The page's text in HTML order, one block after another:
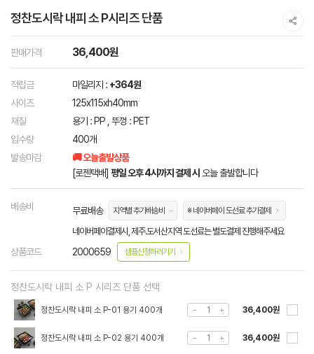
정찬도시락 내피 소 P시리즈 단품
판매가격 36,400원
적립금 마일리지 : +364원
사이즈
125x115xh40mm
재질
용기 : PP , 뚜껑 : PET
입수량
400개
발송마감
🚚 오늘출발상품
[로젠택배] 평일 오후 4시까지 결제 시 오늘 출발합니다
배송비 무료배송 지역별 추가배송비 ※ 네이버페이 도선료 추가결제
네이버페이결제시, 제주.도서산지역 도선료는 별도결제 진행해주세요
상품코드 2000659 샘플신청하러가기
정찬도시락 내피 소 P 시리즈 단품 선택
정찬도시락 내피 소 P-01 용기 400개 36,400원
정찬도시락 내피 소 P-02 용기 400개 36,400원